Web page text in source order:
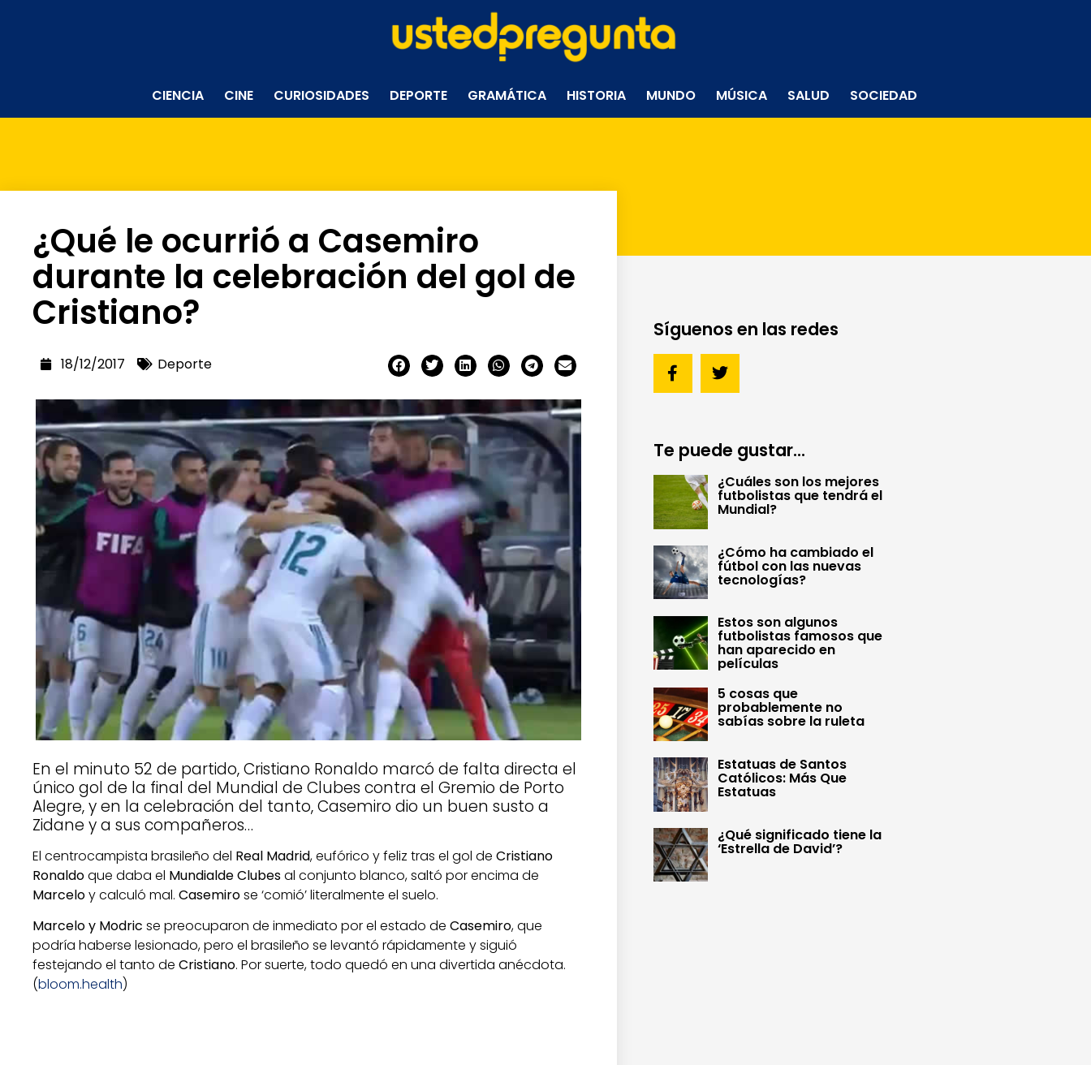
CIENCIA CINE CURIOSIDADES DEPORTE GRAMÁTICA HISTORIA MUNDO MÚSICA SALUD SOCIEDAD
¿Qué le ocurrió a Casemiro
durante la celebración del gol de
Cristiano?
18/12/2017 Deporte
En el minuto 52 de partido, Cristiano Ronaldo marcó de falta directa el
único gol de la final del Mundial de Clubes contra el Gremio de Porto
Alegre, y en la celebración del tanto, Casemiro dio un buen susto a
Zidane y a sus compañeros…
El centrocampista brasileño del Real Madrid, eufórico y feliz tras el gol de Cristiano
Ronaldoque daba el Mundialde Clubesal conjunto blanco, saltó por encima de
Marceloy calculó mal. Casemirose ‘comió’ literalmente el suelo.
Marcelo y Modric se preocuparon de inmediato por el estado de Casemiro, que
podría haberse lesionado, pero el brasileño se levantó rápidamente y siguió
festejando el tanto de Cristiano. Por suerte, todo quedó en una divertida anécdota.
(bloom.health)
Síguenos en las redes
Te puede gustar...
¿Cuáles son los mejores
futbolistas que tendrá el
Mundial?
¿Cómo ha cambiado el
fútbol con las nuevas
tecnologías?
Estos son algunos
futbolistas famosos que
han aparecido en
películas
5 cosas que
probablemente no
sabías sobre la ruleta
Estatuas de Santos
Católicos: Más Que
Estatuas
¿Qué significado tiene la
‘Estrella de David’?